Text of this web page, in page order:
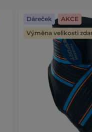
Dáreček
AKCE
Výměna velikosti